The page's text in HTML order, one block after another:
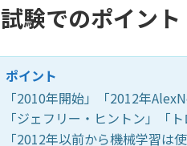
試験でのポイント
ポイント
「2010年開始」「2012年
「ジェフリー・ヒントン」「
「2012年以前から機械学習は